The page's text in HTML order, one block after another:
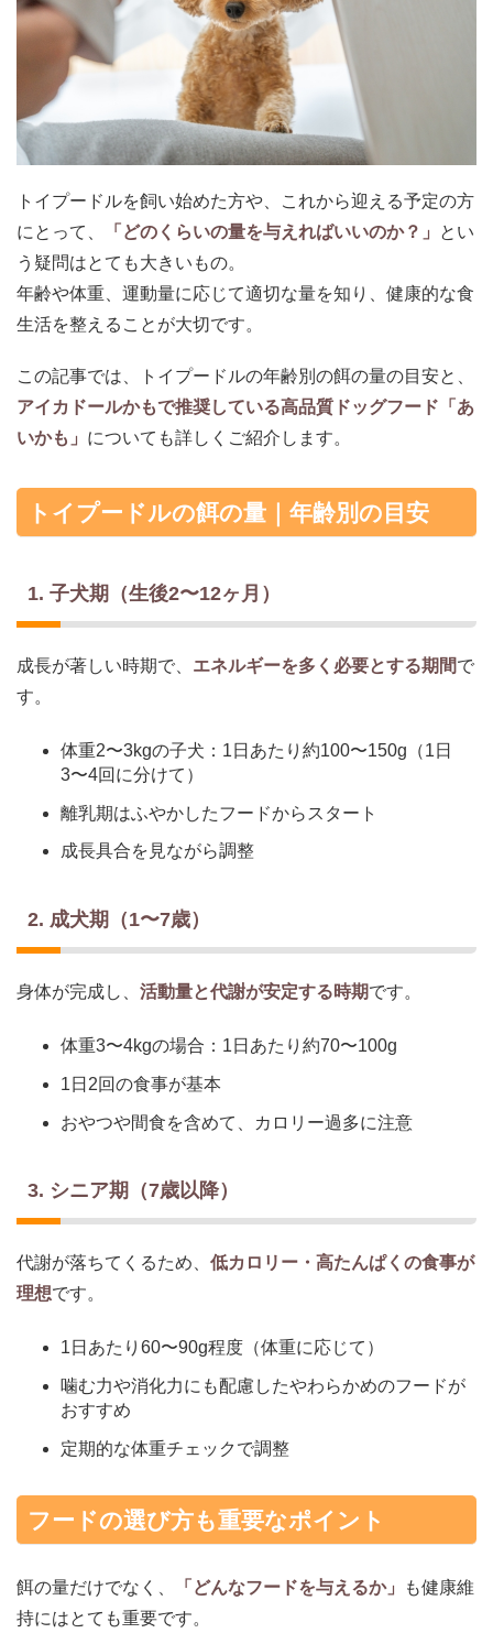
トイプードルを飼い始めた方や、これから迎える予定の方
にとって、
「どのくらいの量を与えればいいのか？」
とい
う疑問はとても大きいもの。
年齢や体重、運動量に応じて適切な量を知り、健康的な食
生活を整えることが大切です。
この記事では、トイプードルの年齢別の餌の量の目安と、
アイカドールかもで推奨している高品質ドッグフード「あ
いかも」 についても詳しくご紹介します。
トイプードルの餌の量｜年齢別の目安
1. 子犬期（生後2〜12ヶ月）
成長が著しい時期で、 エネルギーを多く必要とする期間で
す。
体重2〜3kgの子犬：1日あたり約100〜150g（1日
3〜4回に分けて）
離乳期はふやかしたフードからスタート
成長具合を見ながら調整
2. 成犬期（1〜7歳）
身体が完成し、 活動量と代謝が安定する時期です。
体重3〜4kgの場合：1日あたり約70〜100g
1日2回の食事が基本
おやつや間食を含めて、カロリー過多に注意
3. シニア期（7歳以降）
代謝が落ちてくるため、 低カロリー・高たんぱくの食事が
理想です。
1日あたり60〜90g程度（体重に応じて）
噛む力や消化力にも配慮したやわらかめのフードが
おすすめ
定期的な体重チェックで調整
フードの選び方も重要なポイント
餌の量だけでなく、 「どんなフードを与えるか」
も健康維
持にはとても重要です。